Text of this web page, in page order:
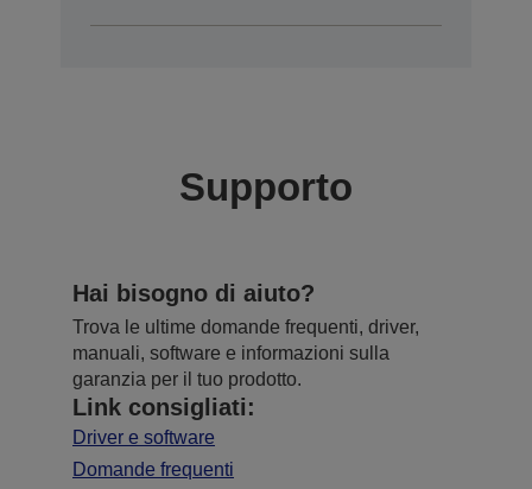
Supporto
Hai bisogno di aiuto?
Trova le ultime domande frequenti, driver,
manuali, software e informazioni sulla
garanzia per il tuo prodotto.
Link consigliati:
Driver e software
Domande frequenti